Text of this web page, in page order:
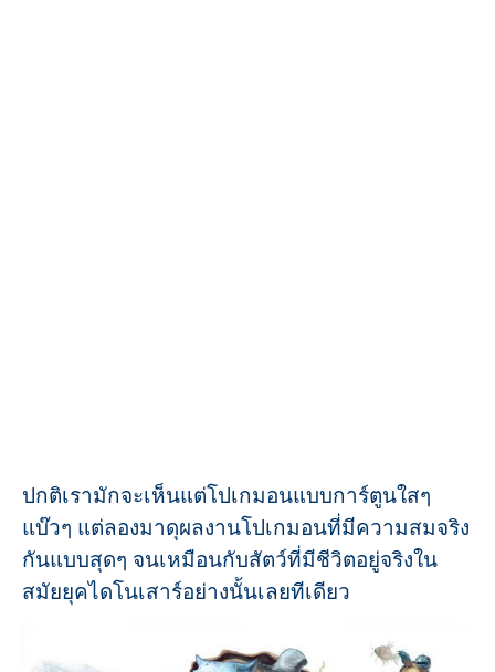
ปกติเรามักจะเห็นแต่โปเกมอนแบบการ์ตูนใสๆ
แบ๊วๆ แต่ลองมาดุผลงานโปเกมอนที่มีความสมจริง
กันแบบสุดๆ จนเหมือนกับสัตว์ที่มีชีวิตอยู่จริงใน
สมัยยุคไดโนเสาร์อย่างนั้นเลยทีเดียว